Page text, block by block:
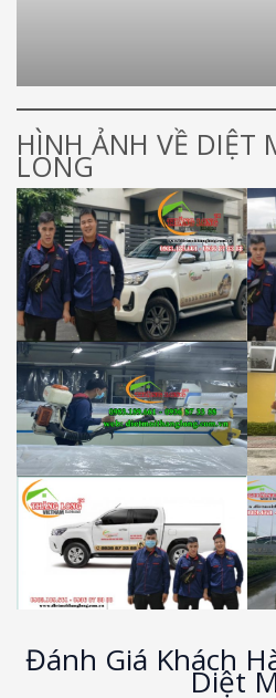
HÌNH ẢNH VỀ DIỆT
LONG
Đánh Giá Khách
Diệt